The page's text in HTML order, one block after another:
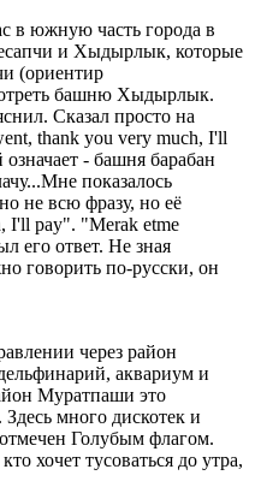
в южную часть города в
и Хыдырлык, которые
(ориентир
башню Хыдырлык.
Сказал просто на
thank you very much, I'll
- башня барабан
показалось
не всю фразу, но её
I'll pay". "Merak etme
его ответ. Не зная
говорить по-русски, он
через район
аквариум и
Муратпаши это
много дискотек и
Голубым флагом.
хочет тусоваться до утра,